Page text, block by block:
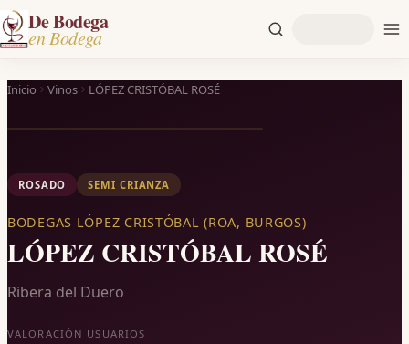
De Bodega
en Bodega
Inicio Vinos LÓPEZ CRISTÓBAL ROSÉ
ROSADO SEMI CRIANZA
BODEGAS LÓPEZ CRISTÓBAL (ROA, BURGOS)
LÓPEZ CRISTÓBAL ROSÉ
Ribera del Duero
VALORACIÓN USUARIOS